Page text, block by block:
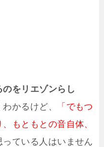
のをリエゾンらし
かるけど、
「でもつ
もともとの音自体、
っている人はいません